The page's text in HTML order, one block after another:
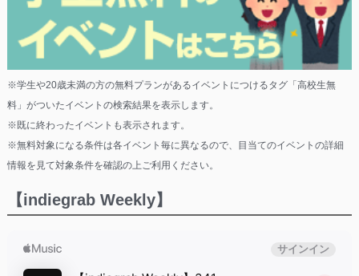
※学生や20歳未満の方の無料プランがあるイベントにつけるタグ「高校生無
料」がついたイベントの検索結果を表示します。
※既に終わったイベントも表示されます。
※無料対象になる条件は各イベント毎に異なるので、目当てのイベントの詳細
情報を見て対象条件を確認の上ご利用ください。
【indiegrab Weekly】